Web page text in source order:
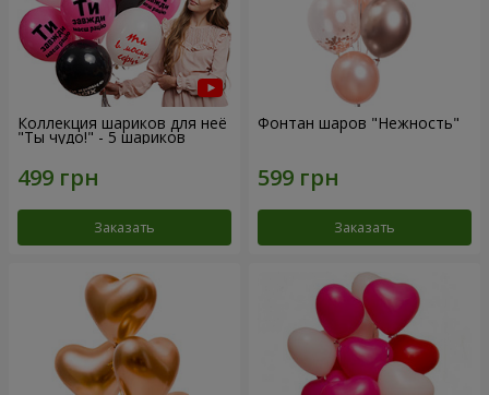
Коллекция шариков для неё
"Ты чудо!" - 5 шариков
Заказать
Фонтан шаров "Нежность"
Заказать